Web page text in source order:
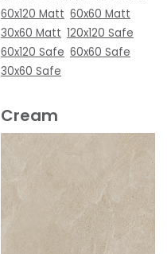
60x120 Matt 60x60 Matt
30x60 Matt 120x120 Safe
60x120 Safe 60x60 Safe
30x60 Safe
Cream